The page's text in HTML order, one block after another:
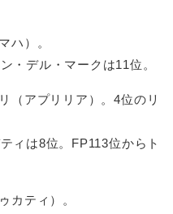
ハ）。
・デル・マークは11位。
（アプリリア）。4位のリ
ィは8位。FP113位からト
カティ）。